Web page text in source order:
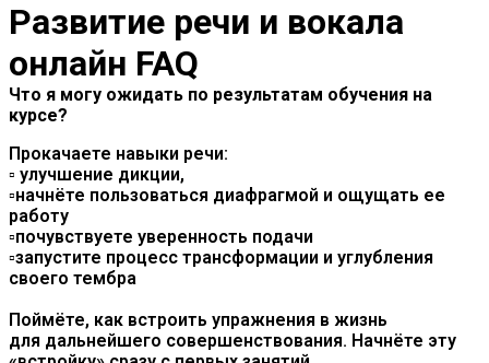
Развитие речи и вокала
онлайн FAQ
Что я могу ожидать по результатам обучения на
курсе?
Прокачаете навыки речи:
▫️ улучшение дикции,
▫️начнёте пользоваться диафрагмой и ощущать ее
работу
▫️почувствуете уверенность подачи
▫️запустите процесс трансформации и углубления
своего тембра
Поймёте, как встроить упражнения в жизнь
для дальнейшего совершенствования. Начнёте эту